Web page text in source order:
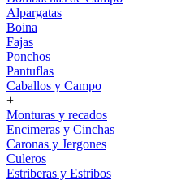
Alpargatas
Boina
Fajas
Ponchos
Pantuflas
Caballos y Campo
+
Monturas y recados
Encimeras y Cinchas
Caronas y Jergones
Culeros
Estriberas y Estribos